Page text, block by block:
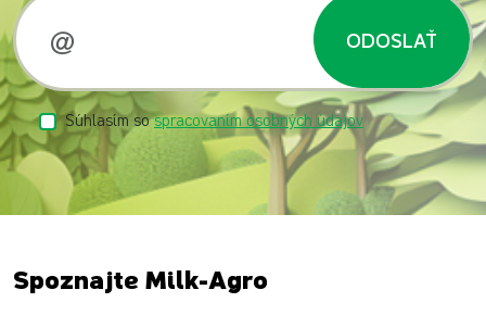
ODOSLAŤ
Súhlasím sospracovaním osobných údajov
Spoznajte Milk-Agro